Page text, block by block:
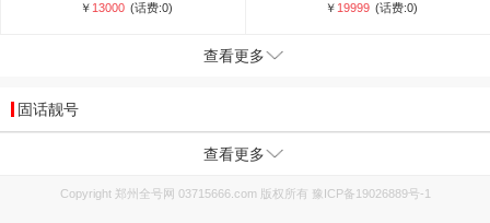
￥ 13000 (话费:0)
￥ 19999 (话费:0)
查看更多
固话靓号
查看更多
Copyright 郑州全号网 03715666.com 版权所有 豫ICP备19026889号-1